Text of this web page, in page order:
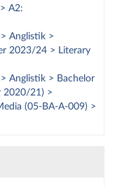
A2:
Anglistik >
2023/24 > Literary
Anglistik > Bachelor
2020/21) >
(05-BA-A-009) >